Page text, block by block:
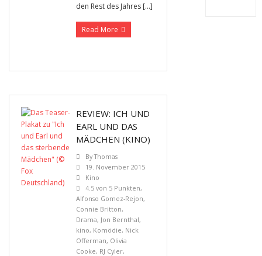
den Rest des Jahres […]
Read More
REVIEW: ICH UND
EARL UND DAS
MÄDCHEN (KINO)
ByThomas
19. November 2015
Kino
4.5 von 5 Punkten,
Alfonso Gomez-Rejon,
Connie Britton,
Drama, Jon Bernthal,
kino, Komödie, Nick
Offerman, Olivia
Cooke, RJ Cyler,